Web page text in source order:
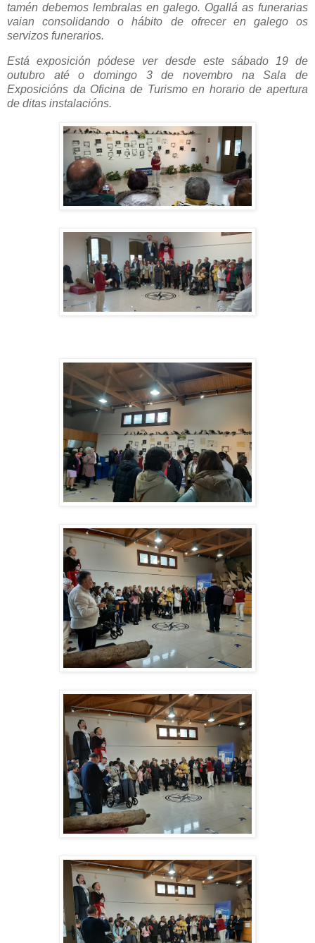
tamén debemos lembralas en galego. Ogallá as funerarias
vaian consolidando o hábito de ofrecer en galego os
servizos funerarios.
Está exposición pódese ver desde este sábado 19 de
outubro até o domingo 3 de novembro na Sala de
Exposicións da Oficina de Turismo en horario de apertura
de ditas instalacións.